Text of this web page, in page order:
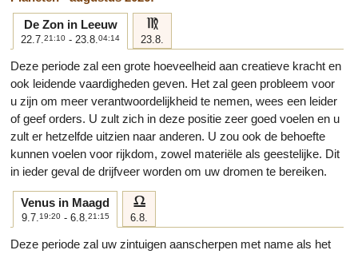
De Zon in Leeuw
22.7.21:10 - 23.8.04:14
f
23.8.
Deze periode zal een grote hoeveelheid aan creatieve kracht en
ook leidende vaardigheden geven. Het zal geen probleem voor
u zijn om meer verantwoordelijkheid te nemen, wees een leider
of geef orders. U zult zich in deze positie zeer goed voelen en u
zult er hetzelfde uitzien naar anderen. U zou ook de behoefte
kunnen voelen voor rijkdom, zowel materiële als geestelijke. Dit
in ieder geval de drijfveer worden om uw dromen te bereiken.
Venus in Maagd
9.7.19:20- 6.8.21:15
g
6.8.
Deze periode zal uw zintuigen aanscherpen met name als het